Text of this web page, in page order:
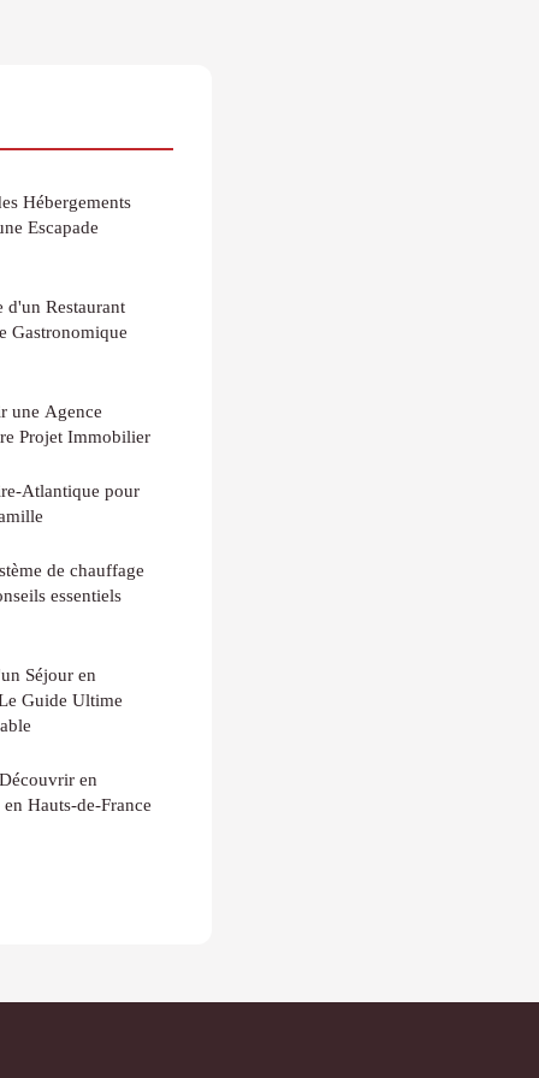
Hébergements
Escapade
Restaurant
Gastronomique
une Agence
Projet Immobilier
Atlantique pour
de chauffage
essentiels
Séjour en
Guide Ultime
en
Hauts-de-France